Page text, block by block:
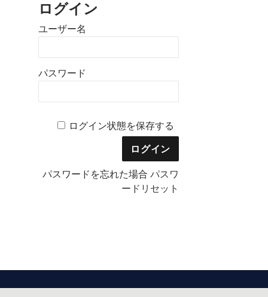
ログイン
ユーザー名
パスワード
ログイン状態を保存する
パスワードを忘れた場合パスワ
ードリセット